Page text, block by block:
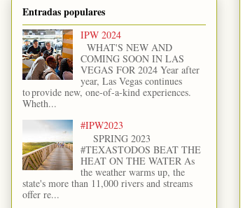
Entradas populares
IPW 2024
WHAT'S NEW AND
COMING SOON IN LAS
VEGAS FOR 2024 Year after
year, Las Vegas continues
to provide new, one-of-a-kind experiences.
Wheth...
#IPW2023
SPRING 2023
#TEXASTODOS BEAT THE
HEAT ON THE WATER As
the weather warms up, the
state's more than 11,000 rivers and streams
offer re...